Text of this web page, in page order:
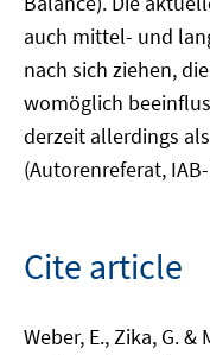
auch mittel- und
nach sich ziehen,
womöglich
derzeit allerdings
(Autorenreferat,
Cite article
Weber, E., Zika, G.